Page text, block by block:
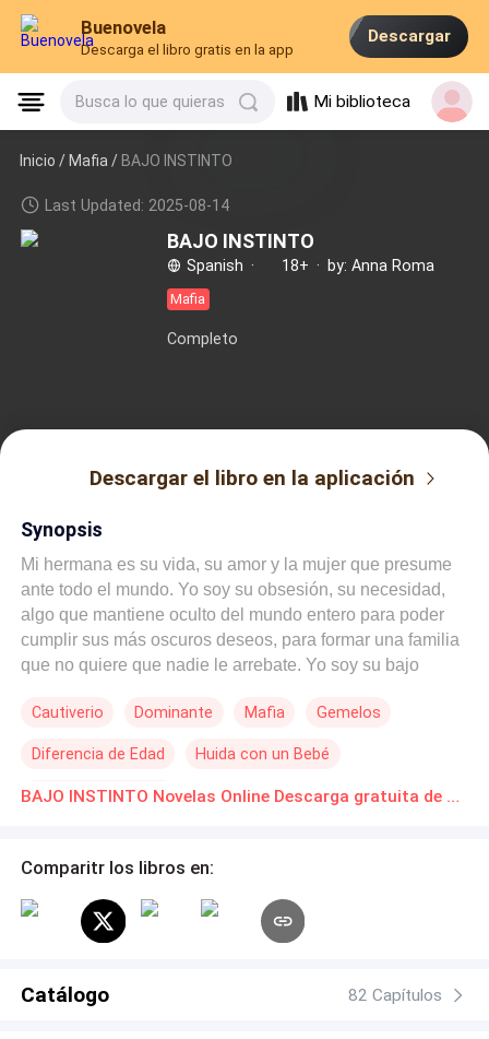
Buenovela
Descarga el libro gratis en la app
Descargar
Busca lo que quieras Mi biblioteca
Inicio /Mafia / BAJO INSTINTO
Last Updated: 2025-08-14
BAJO INSTINTO
Spanish · 18+ · by: Anna Roma
Mafia
Completo
Descargar el libro en la aplicación
Synopsis
Mi hermana es su vida, su amor y la mujer que presume
ante todo el mundo. Yo soy su obsesión, su necesidad,
algo que mantiene oculto del mundo entero para poder
cumplir sus más oscuros deseos, para formar una familia
que no quiere que nadie le arrebate. Yo soy su bajo
escapar de aquella prisión de oro? El mundo arderá, eso
Cautiverio Dominante Mafia Gemelos
Diferencia de Edad Huida con un Bebé
Relación Retorcida BAJO INSTINTO Novelas Online Descarga gratuita de PDF
Comparitr los libros en:
Catálogo 82 Capítulos